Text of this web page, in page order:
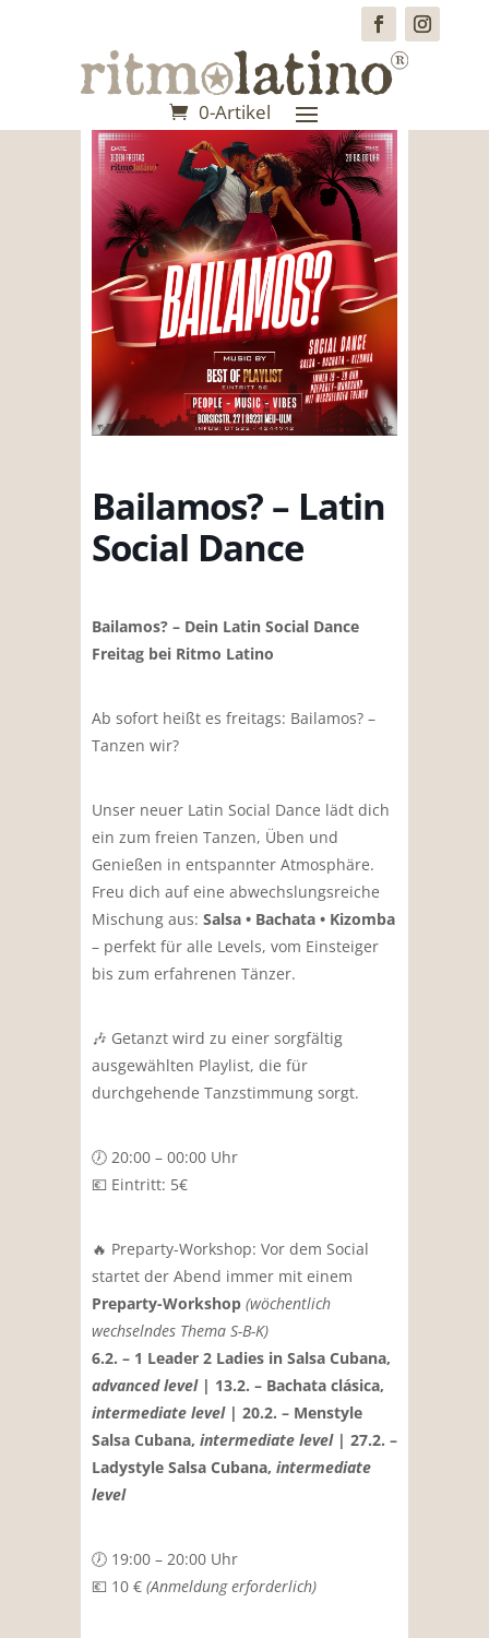
0-Artikel
Bailamos? – Latin
Social Dance
Bailamos? – Dein Latin Social Dance
Freitag bei Ritmo Latino
Ab sofort heißt es freitags: Bailamos? –
Tanzen wir?
Unser neuer Latin Social Dance lädt dich
ein zum freien Tanzen, Üben und
Genießen in entspannter Atmosphäre.
Freu dich auf eine abwechslungsreiche
Mischung aus: Salsa • Bachata • Kizomba
– perfekt für alle Levels, vom Einsteiger
bis zum erfahrenen Tänzer.
🎶 Getanzt wird zu einer sorgfältig
ausgewählten Playlist, die für
durchgehende Tanzstimmung sorgt.
🕖 20:00 – 00:00 Uhr
💶 Eintritt: 5€
🔥 Preparty-Workshop: Vor dem Social
startet der Abend immer mit einem
Preparty-Workshop (wöchentlich
wechselndes Thema S-B-K)
6.2. – 1 Leader 2 Ladies in Salsa Cubana,
advanced level| 13.2. – Bachata clásica,
intermediate level| 20.2. – Menstyle
Salsa Cubana, intermediate level| 27.2. –
Ladystyle Salsa Cubana, intermediate
level
🕖 19:00 – 20:00 Uhr
💶 10 € (Anmeldung erforderlich)